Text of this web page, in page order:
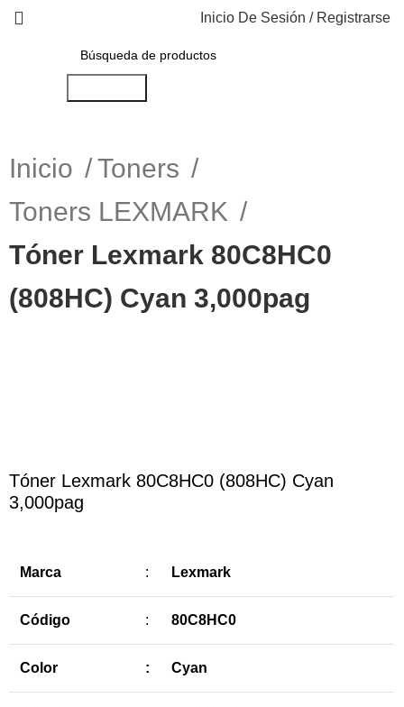
Inicio De Sesión / Registrarse
Inicio
Toners
Toners LEXMARK
Tóner Lexmark 80C8HC0
(808HC) Cyan 3,000pag
Tóner Lexmark 80C8HC0 (808HC) Cyan
3,000pag
Marca : Lexmark
Código : 80C8HC0
Color : Cyan